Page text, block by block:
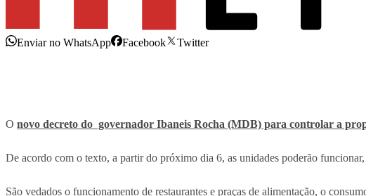
Enviar no WhatsApp Facebook Twitter
O novo decreto do governador Ibaneis Rocha (MDB) para controlar a
De acordo com o texto, a partir do próximo dia 6, as unidades poderão
São vedados o funcionamento de restaurantes e praças de alimentação, o